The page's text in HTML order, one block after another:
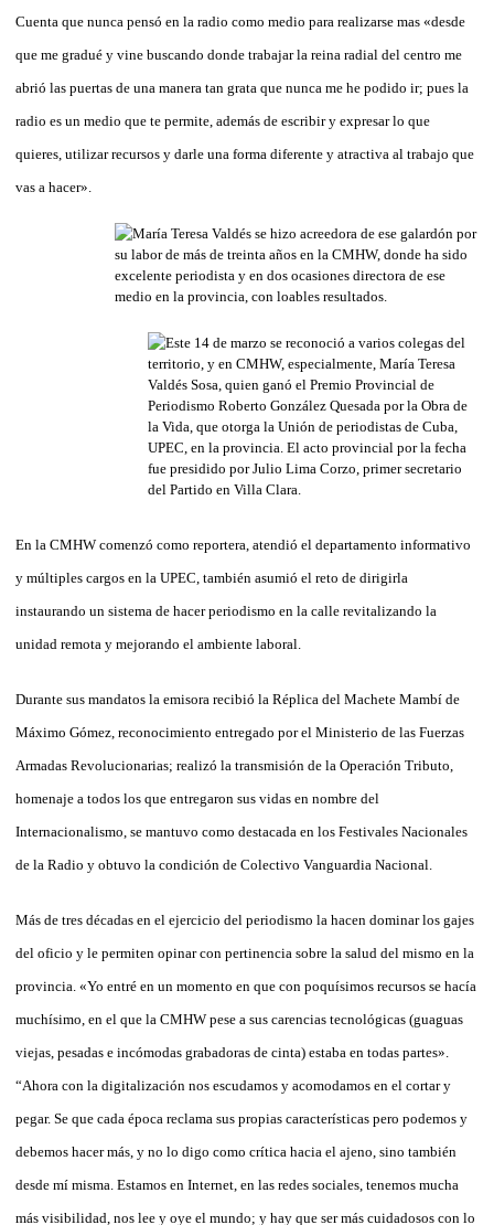
Cuenta que nunca pensó en la radio como medio para realizarse mas «desde
que me gradué y vine buscando donde trabajar la reina radial del centro me
abrió las puertas de una manera tan grata que nunca me he podido ir; pues la
radio es un medio que te permite, además de escribir y expresar lo que
quieres, utilizar recursos y darle una forma diferente y atractiva al trabajo que
vas a hacer».
En la CMHW comenzó como reportera, atendió el departamento informativo
y múltiples cargos en la UPEC, también asumió el reto de dirigirla
instaurando un sistema de hacer periodismo en la calle revitalizando la
unidad remota y mejorando el ambiente laboral.
Durante sus mandatos la emisora recibió la Réplica del Machete Mambí de
Máximo Gómez, reconocimiento entregado por el Ministerio de las Fuerzas
Armadas Revolucionarias; realizó la transmisión de la Operación Tributo,
homenaje a todos los que entregaron sus vidas en nombre del
Internacionalismo, se mantuvo como destacada en los Festivales Nacionales
de la Radio y obtuvo la condición de Colectivo Vanguardia Nacional.
Más de tres décadas en el ejercicio del periodismo la hacen dominar los gajes
del oficio y le permiten opinar con pertinencia sobre la salud del mismo en la
provincia. «Yo entré en un momento en que con poquísimos recursos se hacía
muchísimo, en el que la CMHW pese a sus carencias tecnológicas (guaguas
viejas, pesadas e incómodas grabadoras de cinta) estaba en todas partes».
“Ahora con la digitalización nos escudamos y acomodamos en el cortar y
pegar. Se que cada época reclama sus propias características pero podemos y
debemos hacer más, y no lo digo como crítica hacia el ajeno, sino también
desde mí misma. Estamos en Internet, en las redes sociales, tenemos mucha
más visibilidad, nos lee y oye el mundo; y hay que ser más cuidadosos con lo